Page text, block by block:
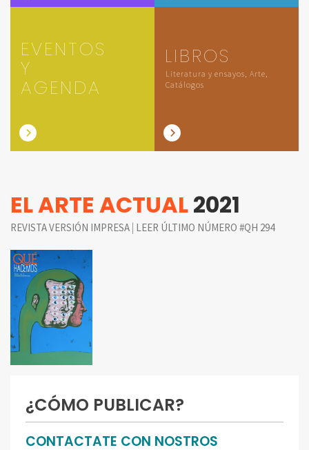
EVENTOS
Y
AGENDA
LIBROS
Literatura y ensayos, Arte,
Catálogos
EL ARTE ACTUAL2021
REVISTA VERSIÓN IMPRESA | LEER ÚLTIMO NÚMERO #QH 294
¿CÓMO PUBLICAR?
CONTACTATE CON NOSTROS